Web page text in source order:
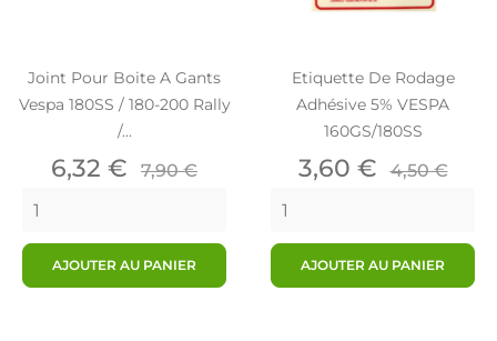
Joint Pour Boite A Gants
Vespa 180SS / 180-200 Rally
/...
Prix
6,32 € Prix
7,90 €
AJOUTER AU PANIER
Etiquette De Rodage
Adhésive 5% VESPA
160GS/180SS
Prix
3,60 € Prix
4,50 €
AJOUTER AU PANIER